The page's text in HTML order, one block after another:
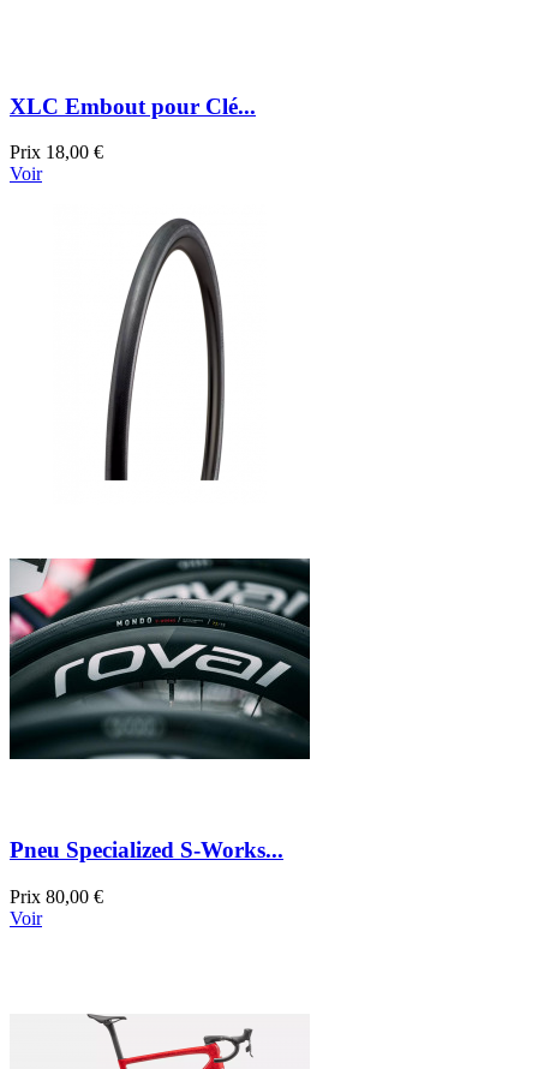
XLC Embout pour Clé...
Prix 18,00 €
Voir
Pneu Specialized S-Works...
Prix 80,00 €
Voir